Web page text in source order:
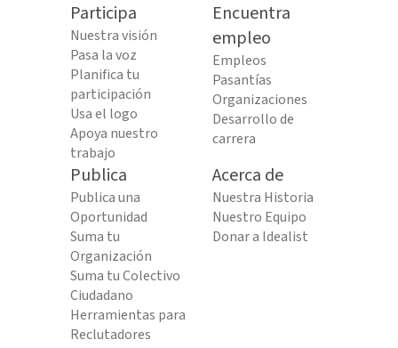
Participa
Nuestra visión
Pasa la voz
Planifica tu
participación
Usa el logo
Apoya nuestro
trabajo
Encuentra
empleo
Empleos
Pasantías
Organizaciones
Desarrollo de
carrera
Publica
Publica una
Oportunidad
Suma tu
Organización
Suma tu Colectivo
Ciudadano
Herramientas para
Reclutadores
Acerca de
Nuestra Historia
Nuestro Equipo
Donar a Idealist